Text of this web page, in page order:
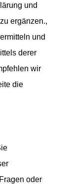
und
ergänzen.,
und
derer
wir
die
oder